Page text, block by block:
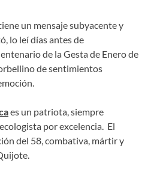
un mensaje subyacente y
lo leí días antes de
de la Gesta de Enero de
de sentimientos
es un patriota, siempre
por excelencia. El
del 58, combativa, mártir y